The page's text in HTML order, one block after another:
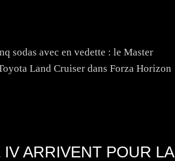
sodas avec en vedette : le Master
Land Cruiser dans Forza Horizon
ARRIVENT POUR LA